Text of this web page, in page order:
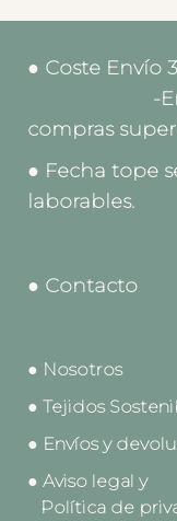
● Coste
-Envío
compras
● Fecha tope
laborables.
● Contacto
● Nosotros
● Tejidos
● Envíos y
● Aviso legal y
Política de